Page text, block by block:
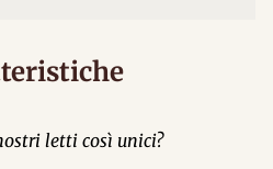
letti così unici?